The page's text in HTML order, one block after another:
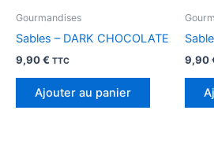
Gourmandises
Sables – DARK CHOCOLATE
9,90€ TTC
Ajouter au panier
9,90